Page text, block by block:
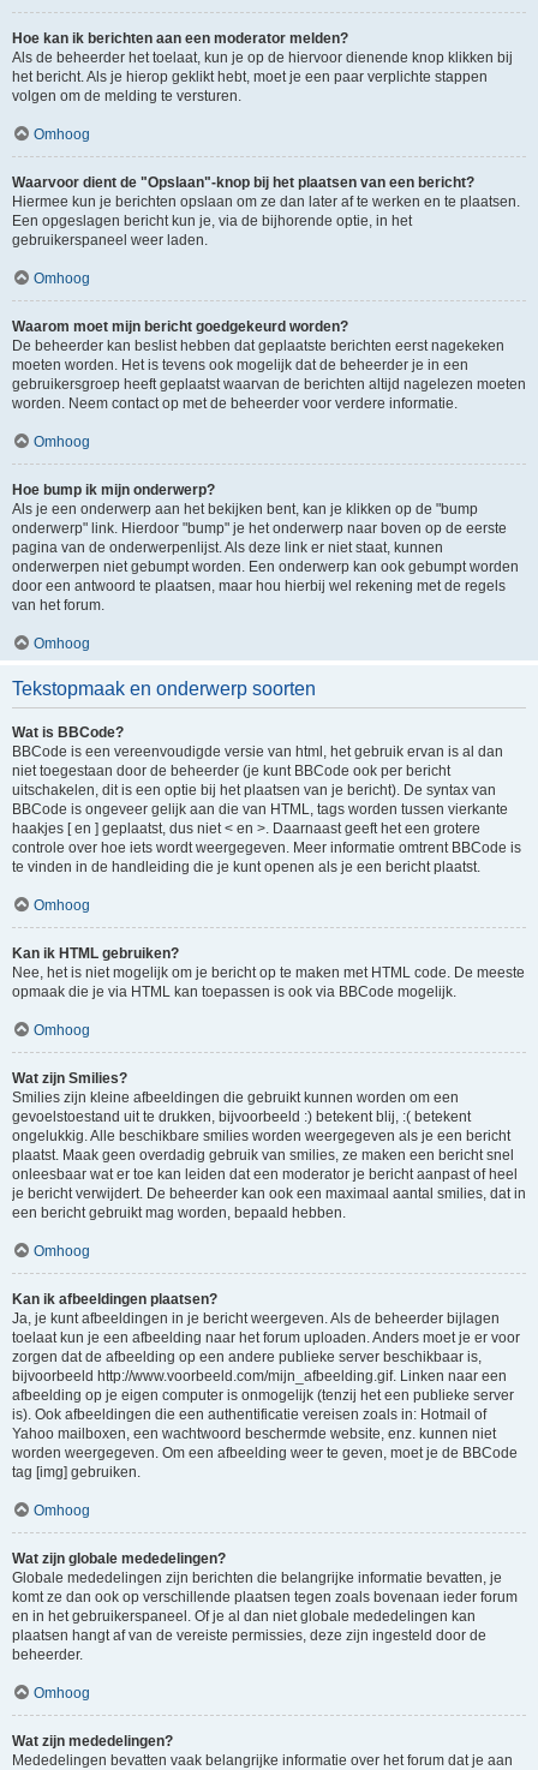
Hoe kan ik berichten aan een moderator melden?
Als de beheerder het toelaat, kun je op de hiervoor dienende knop klikken bij
het bericht. Als je hierop geklikt hebt, moet je een paar verplichte stappen
volgen om de melding te versturen.
Omhoog
Waarvoor dient de "Opslaan"-knop bij het plaatsen van een bericht?
Hiermee kun je berichten opslaan om ze dan later af te werken en te plaatsen.
Een opgeslagen bericht kun je, via de bijhorende optie, in het
gebruikerspaneel weer laden.
Omhoog
Waarom moet mijn bericht goedgekeurd worden?
De beheerder kan beslist hebben dat geplaatste berichten eerst nagekeken
moeten worden. Het is tevens ook mogelijk dat de beheerder je in een
gebruikersgroep heeft geplaatst waarvan de berichten altijd nagelezen moeten
worden. Neem contact op met de beheerder voor verdere informatie.
Omhoog
Hoe bump ik mijn onderwerp?
Als je een onderwerp aan het bekijken bent, kan je klikken op de "bump
onderwerp" link. Hierdoor "bump" je het onderwerp naar boven op de eerste
pagina van de onderwerpenlijst. Als deze link er niet staat, kunnen
onderwerpen niet gebumpt worden. Een onderwerp kan ook gebumpt worden
door een antwoord te plaatsen, maar hou hierbij wel rekening met de regels
van het forum.
Omhoog
Tekstopmaak en onderwerp soorten
Wat is BBCode?
BBCode is een vereenvoudigde versie van html, het gebruik ervan is al dan
niet toegestaan door de beheerder (je kunt BBCode ook per bericht
uitschakelen, dit is een optie bij het plaatsen van je bericht). De syntax van
BBCode is ongeveer gelijk aan die van HTML, tags worden tussen vierkante
haakjes [ en ] geplaatst, dus niet < en >. Daarnaast geeft het een grotere
controle over hoe iets wordt weergegeven. Meer informatie omtrent BBCode is
te vinden in de handleiding die je kunt openen als je een bericht plaatst.
Omhoog
Kan ik HTML gebruiken?
Nee, het is niet mogelijk om je bericht op te maken met HTML code. De meeste
opmaak die je via HTML kan toepassen is ook via BBCode mogelijk.
Omhoog
Wat zijn Smilies?
Smilies zijn kleine afbeeldingen die gebruikt kunnen worden om een
gevoelstoestand uit te drukken, bijvoorbeeld :) betekent blij, :( betekent
ongelukkig. Alle beschikbare smilies worden weergegeven als je een bericht
plaatst. Maak geen overdadig gebruik van smilies, ze maken een bericht snel
onleesbaar wat er toe kan leiden dat een moderator je bericht aanpast of heel
je bericht verwijdert. De beheerder kan ook een maximaal aantal smilies, dat in
een bericht gebruikt mag worden, bepaald hebben.
Omhoog
Kan ik afbeeldingen plaatsen?
Ja, je kunt afbeeldingen in je bericht weergeven. Als de beheerder bijlagen
toelaat kun je een afbeelding naar het forum uploaden. Anders moet je er voor
zorgen dat de afbeelding op een andere publieke server beschikbaar is,
bijvoorbeeld http://www.voorbeeld.com/mijn_afbeelding.gif. Linken naar een
afbeelding op je eigen computer is onmogelijk (tenzij het een publieke server
is). Ook afbeeldingen die een authentificatie vereisen zoals in: Hotmail of
Yahoo mailboxen, een wachtwoord beschermde website, enz. kunnen niet
worden weergegeven. Om een afbeelding weer te geven, moet je de BBCode
tag [img] gebruiken.
Omhoog
Wat zijn globale mededelingen?
Globale mededelingen zijn berichten die belangrijke informatie bevatten, je
komt ze dan ook op verschillende plaatsen tegen zoals bovenaan ieder forum
en in het gebruikerspaneel. Of je al dan niet globale mededelingen kan
plaatsen hangt af van de vereiste permissies, deze zijn ingesteld door de
beheerder.
Omhoog
Wat zijn mededelingen?
Mededelingen bevatten vaak belangrijke informatie over het forum dat je aan